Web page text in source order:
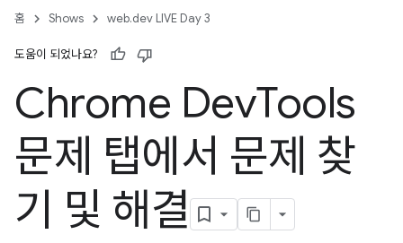
홈 Shows web.dev LIVE Day 3
도움이 되었나요?
Chrome DevTools
문제 탭에서 문제 찾
기 및 해결